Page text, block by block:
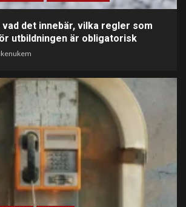
det innebär, vilka regler som
utbildningen är obligatorisk